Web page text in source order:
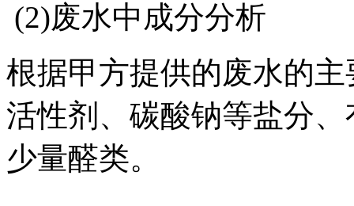
(2)废水中成分分析
根据甲方提供的废水的
活性剂、碳酸钠等盐分
少量醛类。